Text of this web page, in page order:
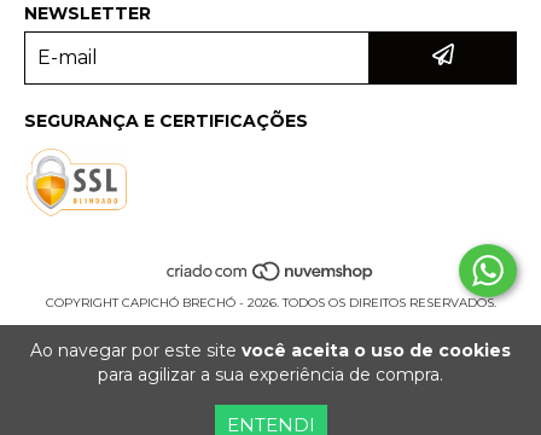
Ao navegar por este site você aceita o uso de cookies
para agilizar a sua experiência de compra.
ENTENDI
NEWSLETTER
SEGURANÇA E CERTIFICAÇÕES
COPYRIGHT CAPICHÓ BRECHÓ - 2026. TODOS OS DIREITOS RESERVADOS.